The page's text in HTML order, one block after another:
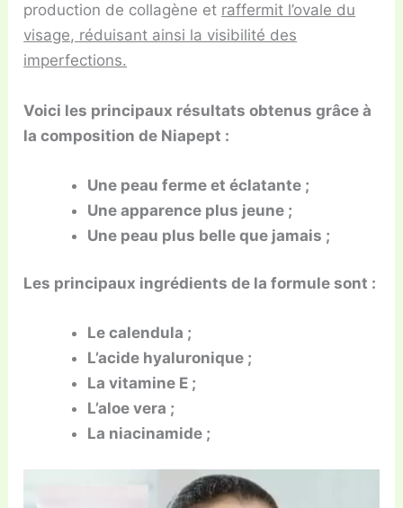
production de collagène et raffermit l’ovale du
visage, réduisant ainsi la visibilité des
imperfections.
Voici les principaux résultats obtenus grâce à
la composition de Niapept :
Une peau ferme et éclatante ;
Une apparence plus jeune ;
Une peau plus belle que jamais ;
Les principaux ingrédients de la formule sont :
Le calendula ;
L’acide hyaluronique ;
La vitamine E ;
L’aloe vera ;
La niacinamide ;